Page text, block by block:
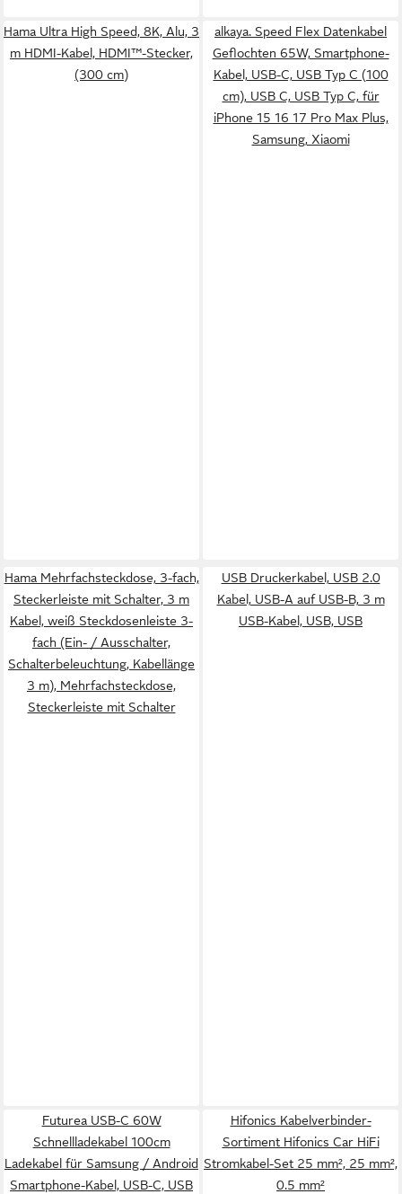
Hama Ultra High Speed, 8K, Alu, 3
m HDMI-Kabel, HDMI™-Stecker,
(300 cm)
alkaya. Speed Flex Datenkabel
Geflochten 65W, Smartphone-
Kabel, USB-C, USB Typ C (100
cm), USB C, USB Typ C, für
iPhone 15 16 17 Pro Max Plus,
Samsung, Xiaomi
Hama Mehrfachsteckdose, 3-fach,
Steckerleiste mit Schalter, 3 m
Kabel, weiß Steckdosenleiste 3-
fach (Ein- / Ausschalter,
Schalterbeleuchtung, Kabellänge
3 m), Mehrfachsteckdose,
Steckerleiste mit Schalter
USB Druckerkabel, USB 2.0
Kabel, USB-A auf USB-B, 3 m
USB-Kabel, USB, USB
Futurea USB-C 60W
Schnellladekabel 100cm
Ladekabel für Samsung / Android
Smartphone-Kabel, USB-C, USB
Hifonics Kabelverbinder-
Sortiment Hifonics Car HiFi
Stromkabel-Set 25 mm², 25 mm²,
0.5 mm²